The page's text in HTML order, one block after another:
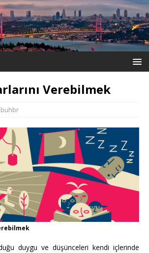
Verebilmek
buhbr
duygu ve düşünceleri kendi içlerinde